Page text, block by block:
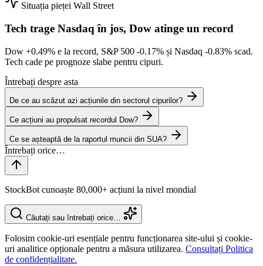
Situația pieței Wall Street
Tech trage Nasdaq în jos, Dow atinge un record
Dow +0.49% e la record, S&P 500 -0.17% și Nasdaq -0.83% scad.
Tech cade pe prognoze slabe pentru cipuri.
Întrebați despre asta
De ce au scăzut azi acțiunile din sectorul cipurilor?
Ce acțiuni au propulsat recordul Dow?
Ce se așteaptă de la raportul muncii din SUA?
StockBot cunoaște 80,000+ acțiuni la nivel mondial
Căutați sau întrebați orice…
Folosim cookie-uri esențiale pentru funcționarea site-ului și cookie-
uri analitice opționale pentru a măsura utilizarea. Consultați Politica
de confidențialitate.